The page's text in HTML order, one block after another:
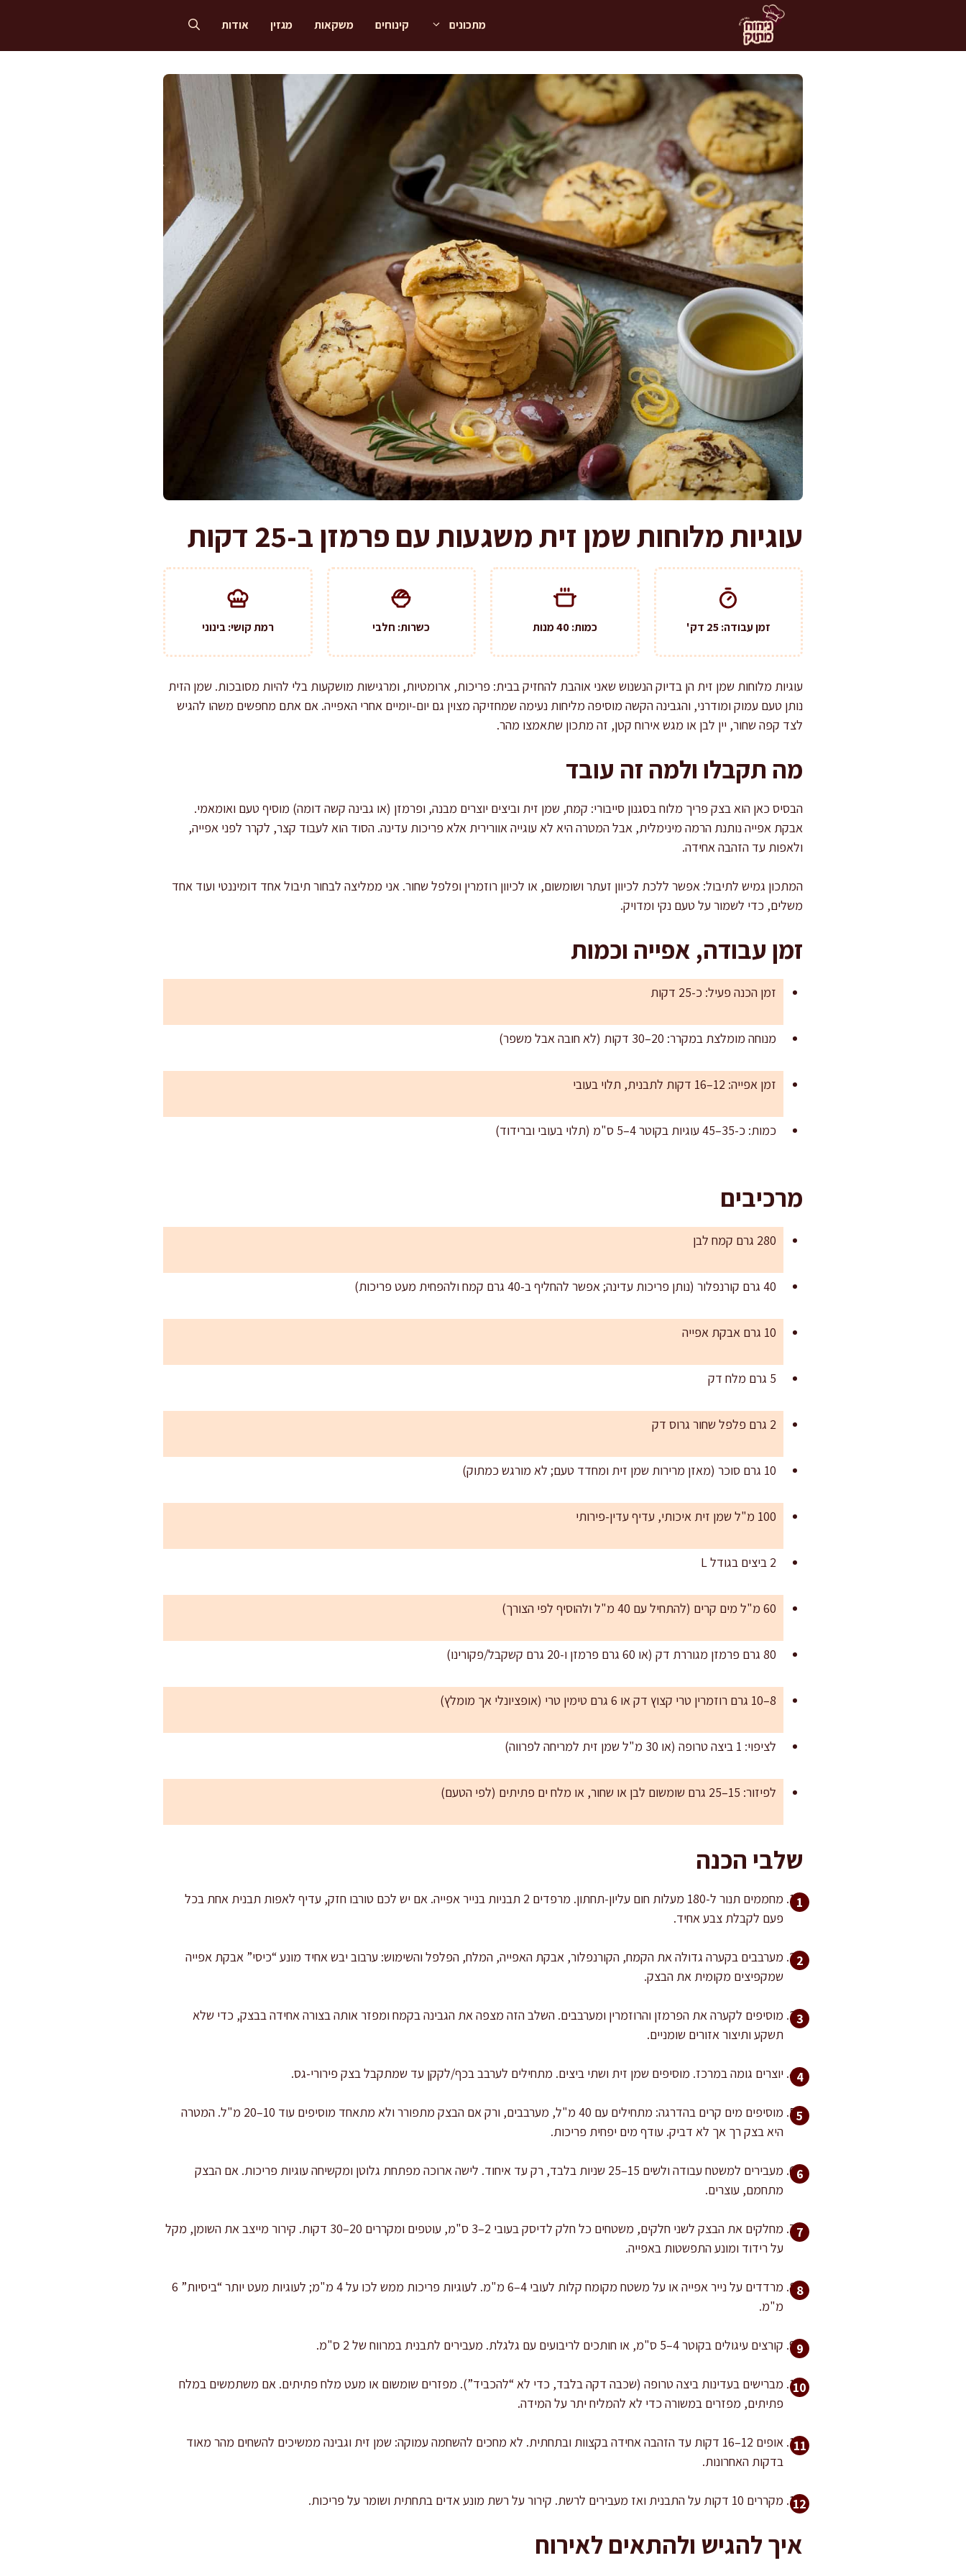
מתכונים קינוחים משקאות מגזין אודות
עוגיות מלוחות שמן זית משגעות עם פרמזן ב-25 דקות
זמן עבודה: 25 דק' כמות: 40 מנות כשרות: חלבי רמת קושי: בינוני
עוגיות מלוחות שמן זית הן בדיוק הנשנוש שאני אוהבת להחזיק בבית: פריכות, ארומטיות, ומרגישות מושקעות בלי להיות מסובכות. שמן הזית
נותן טעם עמוק ומודרני, והגבינה הקשה מוסיפה מליחות נעימה שמחזיקה מצוין גם יום-יומיים אחרי האפייה. אם אתם מחפשים משהו להגיש
לצד קפה שחור, יין לבן או מגש אירוח קטן, זה מתכון שתאמצו מהר.
מה תקבלו ולמה זה עובד
הבסיס כאן הוא בצק פריך מלוח בסגנון סייבורי: קמח, שמן זית וביצים יוצרים מבנה, ופרמזן (או גבינה קשה דומה) מוסיף טעם ואומאמי.
אבקת אפייה נותנת הרמה מינימלית, אבל המטרה היא לא עוגייה אוורירית אלא פריכות עדינה. הסוד הוא לעבוד קצר, לקרר לפני אפייה,
ולאפות עד הזהבה אחידה.
המתכון גמיש לתיבול: אפשר ללכת לכיוון זעתר ושומשום, או לכיוון רוזמרין ופלפל שחור. אני ממליצה לבחור תיבול אחד דומיננטי ועוד אחד
משלים, כדי לשמור על טעם נקי ומדויק.
זמן עבודה, אפייה וכמות
זמן הכנה פעיל: כ-25 דקות
מנוחה מומלצת במקרר: 20–30 דקות (לא חובה אבל משפר)
זמן אפייה: 12–16 דקות לתבנית, תלוי בעובי
כמות: כ-35–45 עוגיות בקוטר 4–5 ס"מ (תלוי בעובי וברידוד)
מרכיבים
280 גרם קמח לבן
40 גרם קורנפלור (נותן פריכות עדינה; אפשר להחליף ב-40 גרם קמח ולהפחית מעט פריכות)
10 גרם אבקת אפייה
5 גרם מלח דק
2 גרם פלפל שחור גרוס דק
10 גרם סוכר (מאזן מרירות שמן זית ומחדד טעם; לא מורגש כמתוק)
100 מ"ל שמן זית איכותי, עדיף עדין-פירותי
2 ביצים בגודל L
60 מ"ל מים קרים (להתחיל עם 40 מ"ל ולהוסיף לפי הצורך)
80 גרם פרמזן מגוררת דק (או 60 גרם פרמזן ו-20 גרם קשקבל/פקורינו)
8–10 גרם רוזמרין טרי קצוץ דק או 6 גרם טימין טרי (אופציונלי אך מומלץ)
לציפוי: 1 ביצה טרופה (או 30 מ"ל שמן זית למריחה לפרווה)
לפיזור: 15–25 גרם שומשום לבן או שחור, או מלח ים פתיתים (לפי הטעם)
שלבי הכנה
מחממים תנור ל-180 מעלות חום עליון-תחתון. מרפדים 2 תבניות בנייר אפייה. אם יש לכם טורבו חזק, עדיף לאפות תבנית אחת בכל
פעם לקבלת צבע אחיד.
מערבבים בקערה גדולה את הקמח, הקורנפלור, אבקת האפייה, המלח, הפלפל והשימוש: ערבוב יבש אחיד מונע “כיסי” אבקת אפייה
שמקפיצים מקומית את הבצק.
מוסיפים לקערה את הפרמזן והרוזמרין ומערבבים. השלב הזה מצפה את הגבינה בקמח ומפזר אותה בצורה אחידה בבצק, כדי שלא
תשקע ותיצור אזורים שומניים.
יוצרים גומה במרכז. מוסיפים שמן זית ושתי ביצים. מתחילים לערבב בכף/לקקן עד שמתקבל בצק פירורי-גס.
מוסיפים מים קרים בהדרגה: מתחילים עם 40 מ"ל, מערבבים, ורק אם הבצק מתפורר ולא מתאחד מוסיפים עוד 10–20 מ"ל. המטרה
היא בצק רך אך לא דביק. עודף מים יפחית פריכות.
מעבירים למשטח עבודה ולשים 15–25 שניות בלבד, רק עד איחוד. לישה ארוכה מפתחת גלוטן ומקשיחה עוגיות פריכות. אם הבצק
מתחמם, עוצרים.
מחלקים את הבצק לשני חלקים, משטחים כל חלק לדיסק בעובי 2–3 ס"מ, עוטפים ומקררים 20–30 דקות. קירור מייצב את השומן, מקל
על רידוד ומונע התפשטות באפייה.
מרדדים על נייר אפייה או על משטח מקומח קלות לעובי 4–6 מ"מ. לעוגיות פריכות ממש לכו על 4 מ"מ; לעוגיות מעט יותר “ביסיות” 6
מ"מ.
קורצים עיגולים בקוטר 4–5 ס"מ, או חותכים לריבועים עם גלגלת. מעבירים לתבנית במרווח של 2 ס"מ.
מברישים בעדינות ביצה טרופה (שכבה דקה בלבד, כדי לא “להכביד”). מפזרים שומשום או מעט מלח פתיתים. אם משתמשים במלח
פתיתים, מפזרים במשורה כדי לא להמליח יתר על המידה.
אופים 12–16 דקות עד הזהבה אחידה בקצוות ובתחתית. לא מחכים להשחמה עמוקה: שמן זית וגבינה ממשיכים להשחים מהר מאוד
בדקות האחרונות.
מקררים 10 דקות על התבנית ואז מעבירים לרשת. קירור על רשת מונע אדים בתחתית ושומר על פריכות.
איך להגיש ולהתאים לאירוח